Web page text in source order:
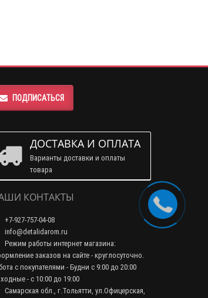
ПОДПИСАТЬСЯ
ДОСТАВКА И ОПЛАТА
Варианты доставки и оплаты
товара
КОНТАКТЫ
+7-927-757-04-08
info@detalidarom.ru
Режим работы интернет магазина:
заказов на сайте - круглосуточно.
с покупателями - Будни с 9:00 до 20:00
- с 10:00 до 19:00
Самарская обл., г.Тольятти, ул.Офицерская,